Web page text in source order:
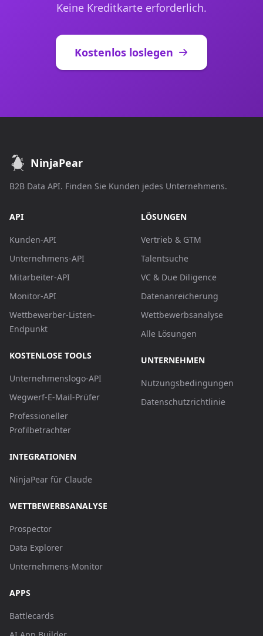
Keine Kreditkarte erforderlich.
Kostenlos loslegen
NinjaPear
B2B Data API. Finden Sie Kunden jedes Unternehmens.
API
Kunden-API
Unternehmens-API
Mitarbeiter-API
Monitor-API
Wettbewerber-Listen-
Endpunkt
KOSTENLOSE TOOLS
Unternehmenslogo-API
Wegwerf-E-Mail-Prüfer
Professioneller
Profilbetrachter
INTEGRATIONEN
NinjaPear für Claude
WETTBEWERBSANALYSE
Prospector
Data Explorer
Unternehmens-Monitor
APPS
Battlecards
LÖSUNGEN
Vertrieb & GTM
Talentsuche
VC & Due Diligence
Datenanreicherung
Wettbewerbsanalyse
Alle Lösungen
UNTERNEHMEN
Nutzungsbedingungen
Datenschutzrichtlinie